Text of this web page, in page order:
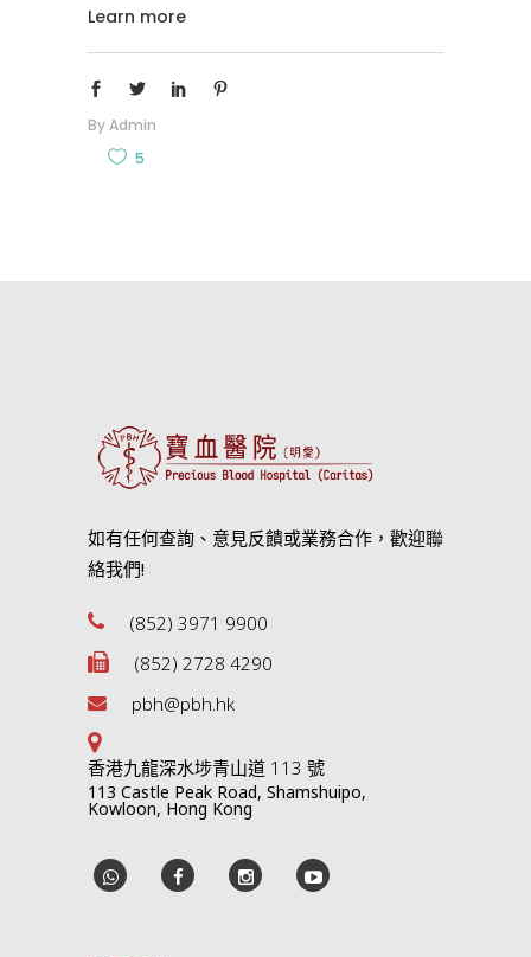
Learn more
ByAdmin
5
如有任何查詢、意見反饋或業務合作，歡迎聯
絡我們!
(852) 3971 9900
(852) 2728 4290
pbh@pbh.hk
香港九龍深水埗青山道 113 號
113 Castle Peak Road, Shamshuipo,
Kowloon, Hong Kong